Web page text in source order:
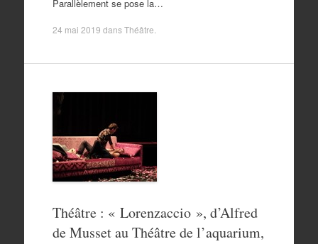
Parallèlement se pose la…
24 mai 2019 dansThéâtre
Théâtre : « Lorenzaccio », d’Alfred
de Musset au Théâtre de l’aquarium,